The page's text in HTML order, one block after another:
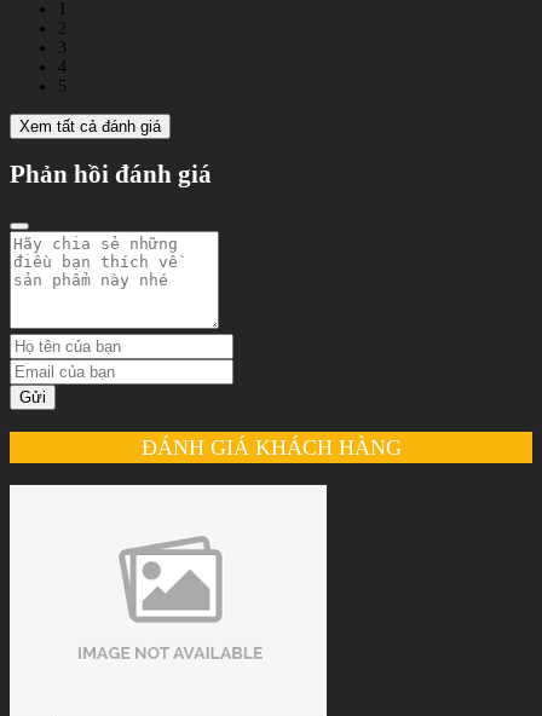
2
3
4
5
Xem tất cả đánh giá
Phản hồi đánh giá
Gửi
ĐÁNH GIÁ KHÁCH HÀNG